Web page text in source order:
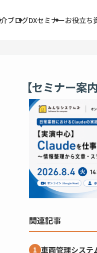
ブログDXセミナーお役立ち
【セミナー案内
関連記事
車両管理システ